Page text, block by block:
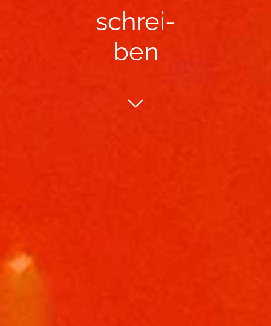
schrei­
ben